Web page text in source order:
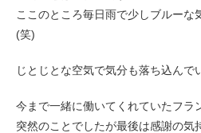
ここのところ毎日雨で少しブルー
(笑)
じとじとな空気で気分も落ち込ん
今まで一緒に働いてくれていたフラ
突然のことでしたが最後は感謝の